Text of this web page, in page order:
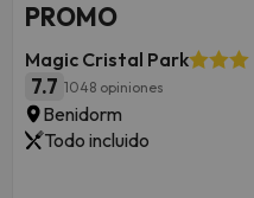
PROMO
Magic Cristal Park
7.7 1048 opiniones
Benidorm
Todo incluido